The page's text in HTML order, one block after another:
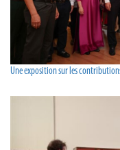
Une exposition sur les